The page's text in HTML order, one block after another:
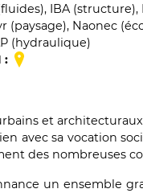
IBA (structure),
(paysage), Naonec
(hydraulique)
:
et
avec sa vocation
des nombreuses
un ensemble